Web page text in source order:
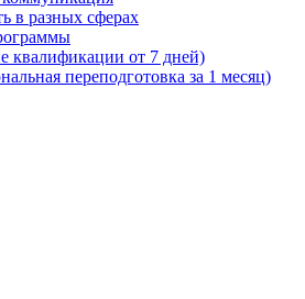
в разных сферах
квалификации от 7 дней)
переподготовка за 1 месяц)